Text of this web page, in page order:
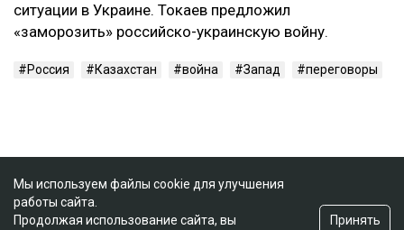
ситуации в Украине. Токаев предложил
«заморозить» российско-украинскую войну.
Россия Казахстан война Запад переговоры
Мы используем файлы cookie для улучшения
работы сайта.
Продолжая использование сайта, вы
Принять